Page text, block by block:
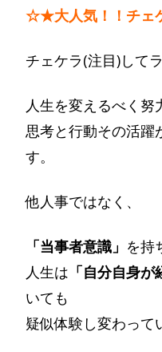
☆★大人気！！チェ
チェケラ(注目)して
人生を変えるべく努
思考と行動その活躍
す。
他人事ではなく、
「当事者意識」 を持
人生は 「自分自身が
いても
疑似体験し変わって